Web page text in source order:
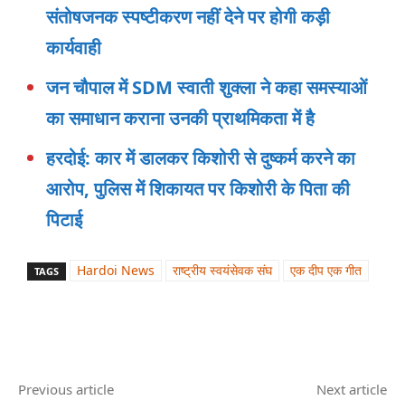
संतोषजनक स्पष्टीकरण नहीं देने पर होगी कड़ी
कार्यवाही
जन चौपाल में SDM स्वाती शुक्ला ने कहा समस्याओं
का समाधान कराना उनकी प्राथमिकता में है
हरदोई: कार में डालकर किशोरी से दुष्कर्म करने का
आरोप, पुलिस में शिकायत पर किशोरी के पिता की
पिटाई
TAGS Hardoi News राष्ट्रीय स्वयंसेवक संघ एक दीप एक गीत
Previous article Next article